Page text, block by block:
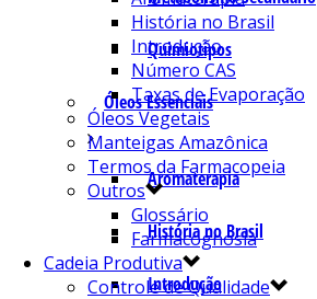
Quimiotipos
Óleos Essenciais
Aromaterapia
História no Brasil
Introdução
História no Brasil
Introdução
Número CAS
Taxas de Evaporação
Óleos Vegetais
Manteigas Amazônica
Termos da Farmacopeia
Outros
Glossário
Farmacognosia
Cadeia Produtiva
Controle de Qualidade